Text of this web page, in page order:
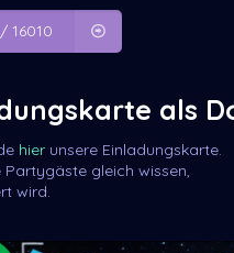
16010
als
hier unsere Einladungskarte.
Partygäste gleich wissen,
wird.